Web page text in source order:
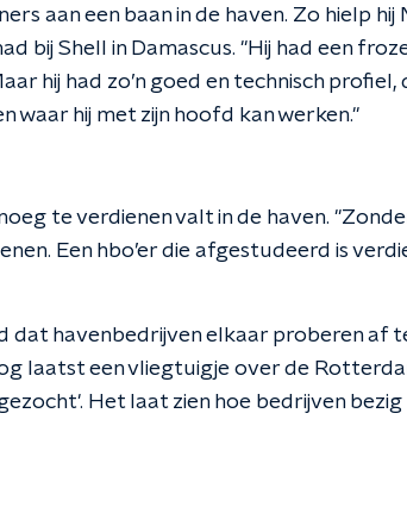
aan een baan in de haven. Zo hielp
bij Shell in Damascus. "Hij had een
hij had zo’n goed en technisch
waar hij met zijn hoofd kan werken."
te verdienen valt in de haven.
Een hbo’er die afgestudeerd is
dat havenbedrijven elkaar proberen af
laatst een vliegtuigje over de
Het laat zien hoe bedrijven bezig